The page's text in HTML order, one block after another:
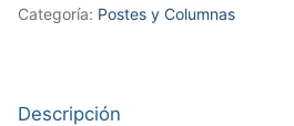
Categoría: Postes y Columnas
Descripción